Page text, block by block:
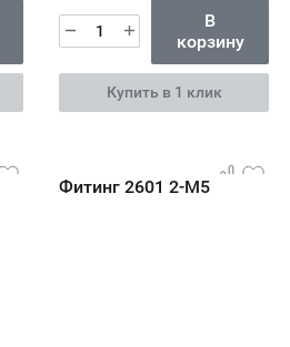
В
корзину
Купить в 1 клик
Фитинг 2601 2-M5